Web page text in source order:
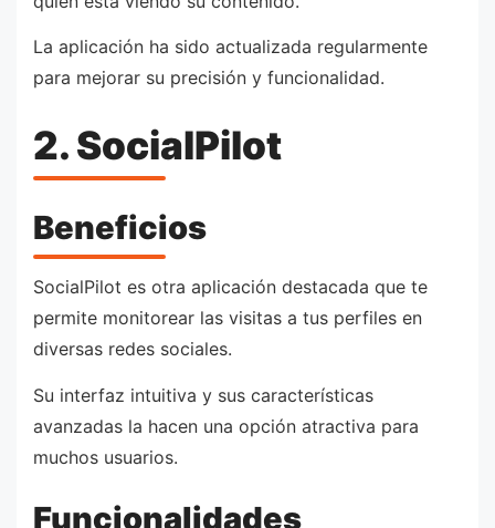
La aplicación ha sido actualizada regularmente
para mejorar su precisión y funcionalidad.
2. SocialPilot
Beneficios
SocialPilot es otra aplicación destacada que te
permite monitorear las visitas a tus perfiles en
diversas redes sociales.
Su interfaz intuitiva y sus características
avanzadas la hacen una opción atractiva para
muchos usuarios.
Funcionalidades